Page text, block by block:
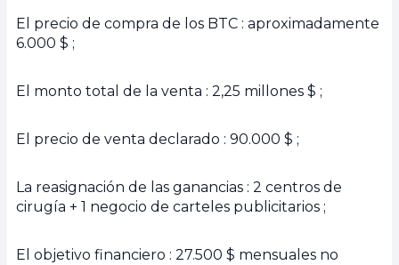
El precio de compra de los BTC : aproximadamente
6.000 $ ;
El monto total de la venta : 2,25 millones $ ;
El precio de venta declarado : 90.000 $ ;
La reasignación de las ganancias : 2 centros de
cirugía + 1 negocio de carteles publicitarios ;
El objetivo financiero : 27.500 $ mensuales no